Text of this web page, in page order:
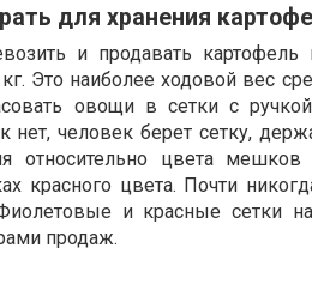
для хранения
и продавать
Это наиболее ходовой вес
овощи в сетки с
нет, человек берет сетку,
относительно цвета
красного цвета. Почти
и красные сетки на
продаж.